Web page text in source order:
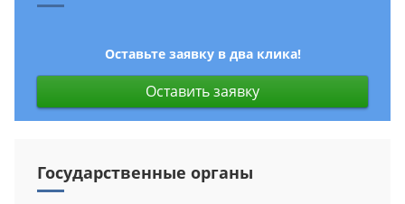
Оставьте заявку в два клика!
Оставить заявку
Государственные органы